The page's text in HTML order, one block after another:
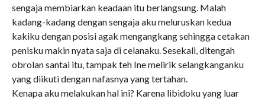
sengaja membiarkan keadaan itu berlangsung. Malah
kadang-kadang dengan sengaja aku meluruskan kedua
kakiku dengan posisi agak mengangkang sehingga cetakan
penisku makin nyata saja di celanaku. Sesekali, ditengah
obrolan santai itu, tampak teh Ine melirik selangkanganku
yang diikuti dengan nafasnya yang tertahan.
Kenapa aku melakukan hal ini? Karena libidoku yang luar